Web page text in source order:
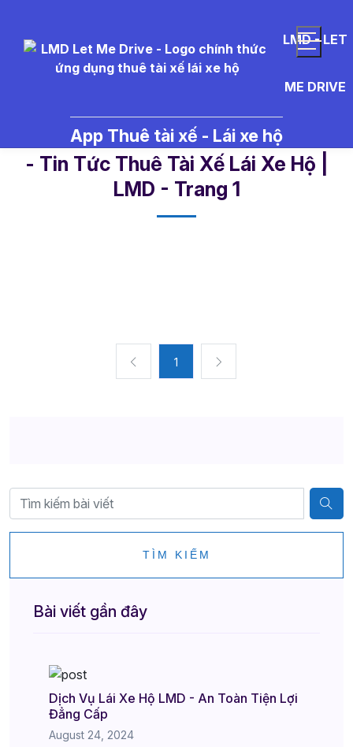
LMD - LET
ME DRIVE
App Thuê tài xế - Lái xe hộ
- Tin Tức Thuê Tài Xế Lái Xe Hộ |
LMD - Trang 1​
1
TÌM KIẾM
Bài viết gần đây
Dịch Vụ Lái Xe Hộ LMD - An Toàn Tiện Lợi
Đẳng Cấp
August 24, 2024